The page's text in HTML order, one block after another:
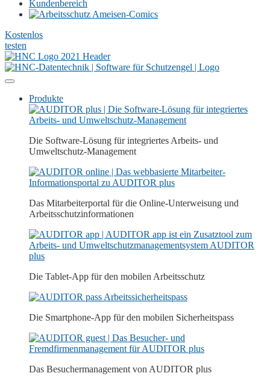
Kundenbereich
Kostenlos
testen
Produkte
Die Software-Lösung für integriertes Arbeits- und
Umweltschutz-Management
Das Mitarbeiterportal für die Online-Unterweisung und
Arbeitsschutz­­informationen
Die Tablet-App für den mobilen Arbeitsschutz
Die Smartphone-App für den mobilen Sicherheitspass
Das Besuchermanagement von AUDITOR plus